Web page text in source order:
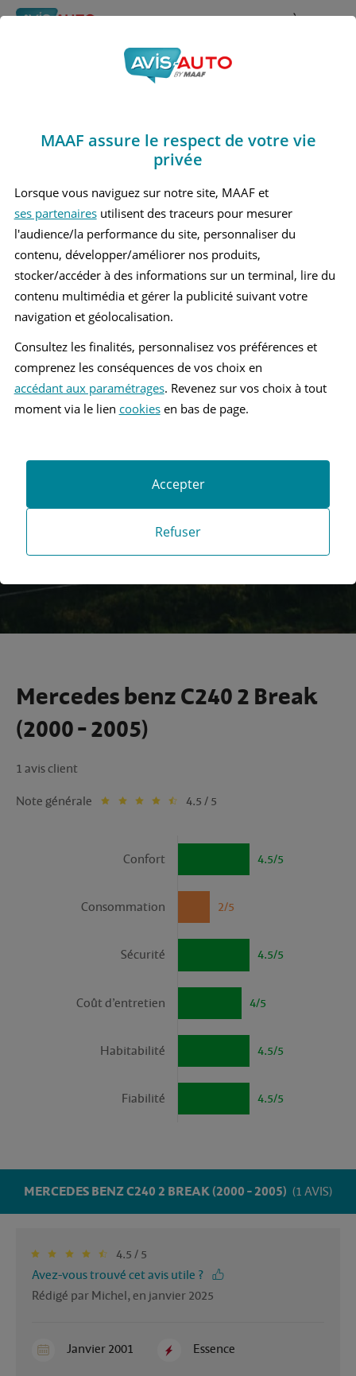
Rechercher À propos
Obtenir un devis d'assurance auto MAAF
Avis Mercedes benz
C240 2 Break (2000 -
2005)
Recherche d'un véhicule
Comparer deux véhicules
Mercedes benz C240 2 Break
(2000 - 2005)
1 avis client
Note générale 4.5 / 5
4.5/5
Confort
2/5
Consommation
4.5/5
Sécurité
4/5
Coût d’entretien
4.5/5
Habitabilité
4.5/5
Fiabilité
MERCEDES BENZ C240 2 BREAK (2000 - 2005) (1 AVIS)
4.5 / 5
Avez-vous trouvé cet avis utile ?
Rédigé par Michel, en janvier 2025
Janvier 2001 Essence
MAAF assure le respect de votre vie
privée
Lorsque vous naviguez sur notre site, MAAF et
ses partenairesutilisent des traceurs pour mesurer
l'audience/la performance du site, personnaliser du
contenu, développer/améliorer nos produits,
stocker/accéder à des informations sur un terminal, lire du
contenu multimédia et gérer la publicité suivant votre
navigation et géolocalisation.
Consultez les finalités, personnalisez vos préférences et
comprenez les conséquences de vos choix en
accédant aux paramétrages. Revenez sur vos choix à tout
moment via le lien cookiesen bas de page.
Refuser
Accepter